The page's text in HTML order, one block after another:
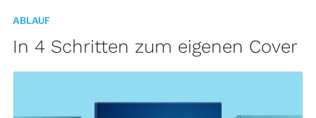
ABLAUF
In 4 Schritten zum eigenen Cover